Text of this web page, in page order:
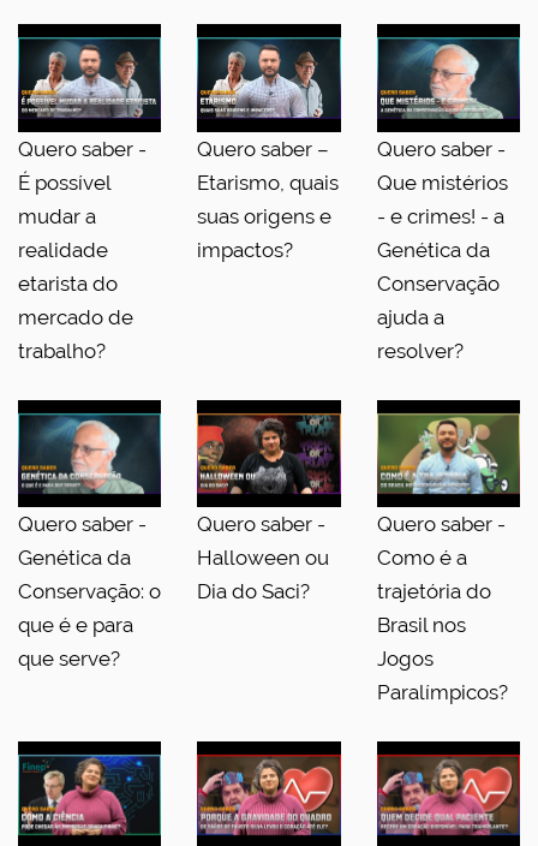
Quero saber -
É possível
mudar a
realidade
etarista do
mercado de
trabalho?
Quero saber –
Etarismo, quais
suas origens e
impactos?
Quero saber -
Que mistérios
- e crimes! - a
Genética da
Conservação
ajuda a
resolver?
Quero saber -
Genética da
Conservação: o
que é e para
que serve?
Quero saber -
Halloween ou
Dia do Saci?
Quero saber -
Como é a
trajetória do
Brasil nos
Jogos
Paralímpicos?